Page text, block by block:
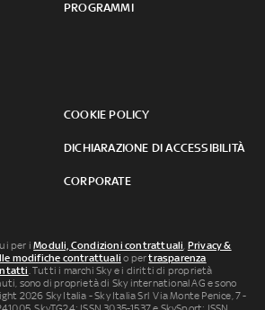
PROGRAMMI
COOKIE POLICY
DICHIARAZIONE DI ACCESSIBILITÀ
CORPORATE
per iModuli, Condizioni contrattuali, Privacy &
modifiche contrattuali o pertrasparenza
. Tutti i marchi Sky e i diritti di proprietà
sono di proprietà di Sky international AG e sono
2026 Sky Italia - Sky Italia Srl Via Monte Penice, 7 -